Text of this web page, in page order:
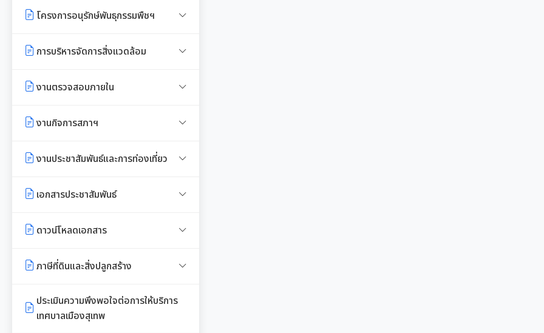
การเสริมสร้างวัฒนธรรมองค์กร
รายงานผลการดำเนินการตาม
มาตรการตรวจสอบการใช้ดุลยพินิจ
เจตจำนงสุจริตของผู้บริหาร
เจตจำนงทางการเมืองการต่อต้าน
เจตนารมณ์การป้องกันและต่อต้าน
มาตรการป้องกันการรับสินบน
มาตรการเผยแพร่ข้อมูลสาธารณะ
การส่งเสริมคุณธรรมและการ
รายงานการประชุมพนักงาน
การประชุมพิจารณาการทบทวน
เทศบัญญัติเทศบาล
โครงการอนุรักษ์พันธุกรรมพืชฯ
งานที่ 1 งานปกปักทรัพยากรท้อง
งานที่ 2 การสำรวจเก็บข้อมูล
ท้องถิ่น
ท้องถิ่น
งานที่ 4 อนุรักษ์และใช้ประโยชน์จาก
งานที่ 6 สนับสนุนในการอนุรักษ์
การจัดการพื้นที่สีเขียวในเมือง
การบริหารจัดการสิ่งแวดล้อม
Green Office
งานตรวจสอบภายใน
การตรวจสอบภายใน
งานกิจการสภาฯ
รายงานการประชุมสภาเทศบาล
กำหนดสมัยประชุม
งานประชาสัมพันธ์และการท่องเที่ยว
แผนงานท่องเที่ยว
เอกสารประชาสัมพันธ์
เอกสารประชาสัมพันธ์กองการศึกษา
เอกสารประชาสัมพันธ์กองคลัง
สาธารณสุขและสิ่งแวดล้อม
ดาวน์โหลดเอกสาร
เอกสารดาวน์โหลด: สำนักปลัด
เอกสารดาวน์โหลด: กองคลัง
ภาษีที่ดินและสิ่งปลูกสร้าง
พรบ./กฎหมาย เอกสาร
ประชาสัมพันธ์
ประเมินความพึงพอใจต่อการให้บริการ
เทศบาลเมืองสุเทพ